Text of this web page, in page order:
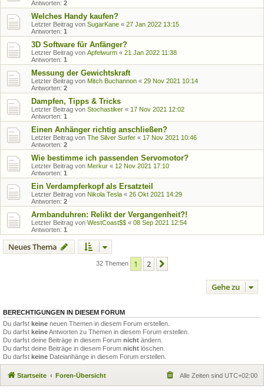
Antworten: 2
Welches Handy kaufen?
Letzter Beitrag von SugarKane « 27 Jan 2022 13:15
Antworten: 1
3D Software für Anfänger?
Letzter Beitrag von Apfelwurm « 21 Jan 2022 11:38
Antworten: 1
Messung der Gewichtskraft
Letzter Beitrag von Mitch Buchannon « 29 Nov 2021 10:14
Antworten: 2
Dampfen, Tipps & Tricks
Letzter Beitrag von Stochastiker « 17 Nov 2021 12:02
Antworten: 1
Einen Anhänger richtig anschließen?
Letzter Beitrag von The Silver Surfer « 17 Nov 2021 10:46
Antworten: 2
Wie bestimme ich passenden Servomotor?
Letzter Beitrag von Merkur « 12 Nov 2021 17:10
Antworten: 1
Ein Verdampferkopf als Ersatzteil
Letzter Beitrag von Nikola Tesla « 26 Okt 2021 14:29
Antworten: 2
Armbanduhren: Relikt der Vergangenheit?!
Letzter Beitrag von WestCoast$$ « 08 Sep 2021 12:54
Antworten: 1
Neues Thema
32 Themen 1 2
Gehe zu
BERECHTIGUNGEN IN DIESEM FORUM
Du darfst keine neuen Themen in diesem Forum erstellen.
Du darfst keineAntworten zu Themen in diesem Forum erstellen.
Du darfst deine Beiträge in diesem Forum nicht ändern.
Du darfst deine Beiträge in diesem Forum nicht löschen.
Du darfst keine Dateianhänge in diesem Forum erstellen.
Startseite Foren-Übersicht Alle Zeiten sind UTC+02:00